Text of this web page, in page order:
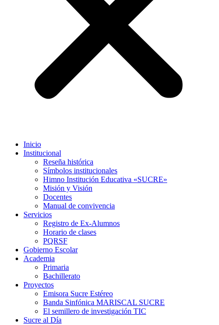
Inicio
Institucional
Reseña histórica
Símbolos institucionales
Himno Institución Educativa «SUCRE»
Misión y Visión
Docentes
Manual de convivencia
Servicios
Registro de Ex-Alumnos
Horario de clases
PQRSF
Gobierno Escolar
Academia
Primaria
Bachillerato
Proyectos
Emisora Sucre Estéreo
Banda Sinfónica MARISCAL SUCRE
El semillero de investigación TIC
Sucre al Día